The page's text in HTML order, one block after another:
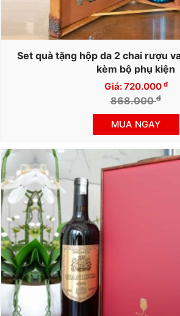
Set quà tặng hộp da 2 chai rượu
kèm bộ phụ kiện
Giá: 720.000 đ
868.000đ
MUA NGAY